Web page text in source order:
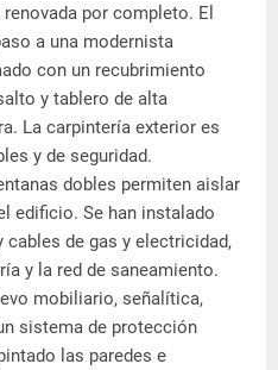
por completo. El
a una modernista
con un recubrimiento
y tablero de alta
La carpintería exterior es
y de seguridad.
dobles permiten aislar
edificio. Se han instalado
de gas y electricidad,
y la red de saneamiento.
mobiliario, señalítica,
sistema de protección
las paredes e